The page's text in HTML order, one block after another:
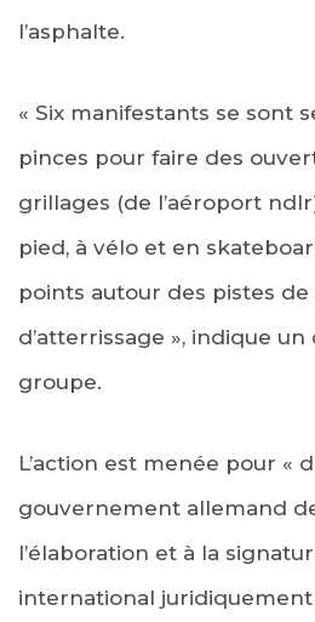
l’asphalte.
« Six manifestants se sont
pinces pour faire des
grillages (de l’aéroport
pied, à vélo et en
points autour des pistes
d’atterrissage », indique
groupe.
L’action est menée pour «
gouvernement allemand
l’élaboration et à la
international